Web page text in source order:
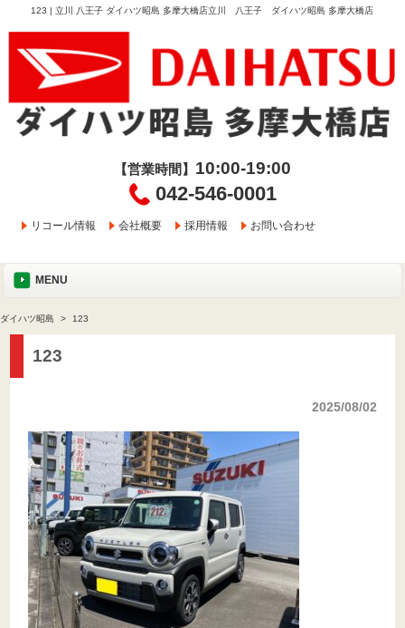
123 | 立川 八王子 ダイハツ昭島 多摩大橋店立川 八王子 ダイハツ昭島 多摩大橋店
【営業時間】 10:00-19:00
042-546-0001
リコール情報 会社概要 採用情報 お問い合わせ
MENU
ダイハツ昭島 123
123
2025/08/02